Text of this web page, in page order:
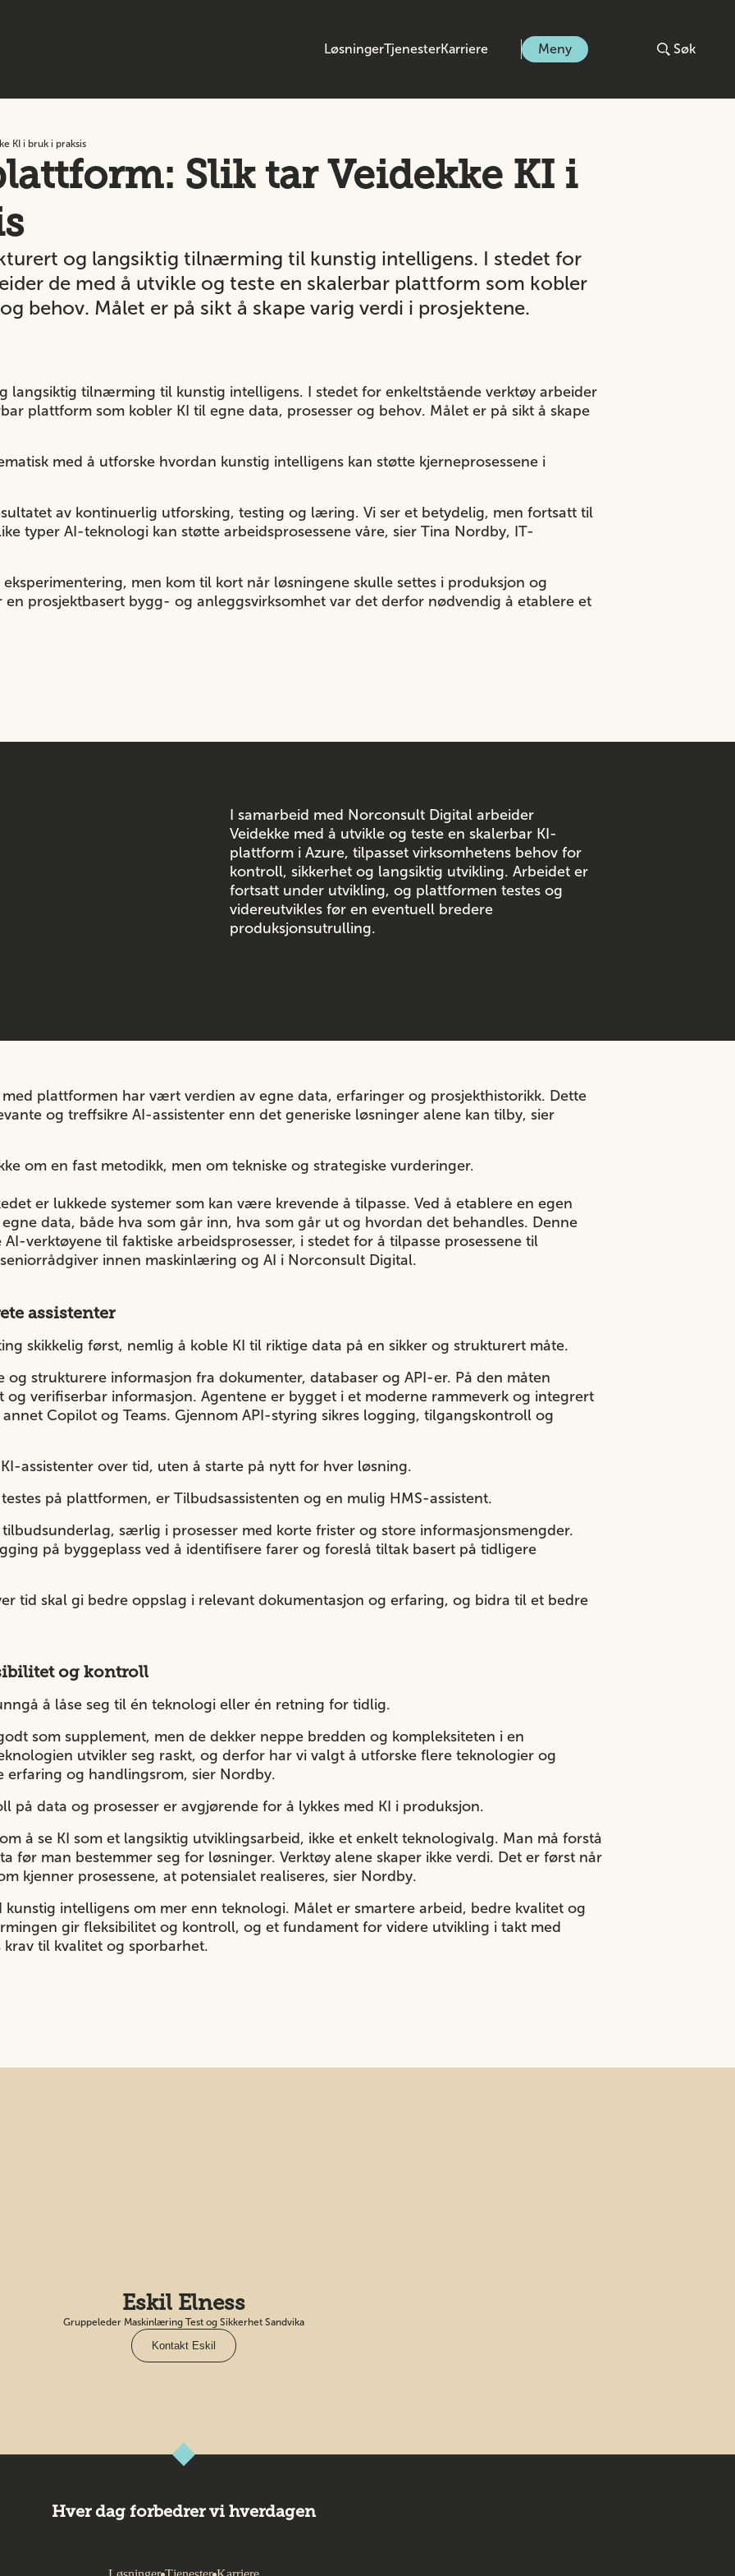
LøsningerTjenesterKarriere Meny Søk
KI i bruk i praksis
Slik tar Veidekke KI i
og langsiktig tilnærming til kunstig intelligens. I stedet for
de med å utvikle og teste en skalerbar plattform som kobler
behov. Målet er på sikt å skape varig verdi i prosjektene.
langsiktig tilnærming til kunstig intelligens. I stedet for enkeltstående verktøy arbeider
plattform som kobler KI til egne data, prosesser og behov. Målet er på sikt å skape
med å utforske hvordan kunstig intelligens kan støtte kjerneprosessene i
av kontinuerlig utforsking, testing og læring. Vi ser et betydelig, men fortsatt til
typer AI-teknologi kan støtte arbeidsprosessene våre, sier Tina Nordby, IT-
men kom til kort når løsningene skulle settes i produksjon og
prosjektbasert bygg- og anleggsvirksomhet var det derfor nødvendig å etablere et
I samarbeid med Norconsult Digital arbeider
Veidekke med å utvikle og teste en skalerbar KI-
plattform i Azure, tilpasset virksomhetens behov for
kontroll, sikkerhet og langsiktig utvikling. Arbeidet er
fortsatt under utvikling, og plattformen testes og
videreutvikles før en eventuell bredere
produksjonsutrulling.
plattformen har vært verdien av egne data, erfaringer og prosjekthistorikk. Dette
og treffsikre AI-assistenter enn det generiske løsninger alene kan tilby, sier
om en fast metodikk, men om tekniske og strategiske vurderinger.
er lukkede systemer som kan være krevende å tilpasse. Ved å etablere en egen
data, både hva som går inn, hva som går ut og hvordan det behandles. Denne
verktøyene til faktiske arbeidsprosesser, i stedet for å tilpasse prosessene til
innen maskinlæring og AI i Norconsult Digital.
assistenter
skikkelig først, nemlig å koble KI til riktige data på en sikker og strukturert måte.
strukturere informasjon fra dokumenter, databaser og API-er. På den måten
og verifiserbar informasjon. Agentene er bygget i et moderne rammeverk og integrert
Copilot og Teams. Gjennom API-styring sikres logging, tilgangskontroll og
assistenter over tid, uten å starte på nytt for hver løsning.
på plattformen, er Tilbudsassistenten og en mulig HMS-assistent.
særlig i prosesser med korte frister og store informasjonsmengder.
på byggeplass ved å identifisere farer og foreslå tiltak basert på tidligere
tid skal gi bedre oppslag i relevant dokumentasjon og erfaring, og bidra til et bedre
og kontroll
å låse seg til én teknologi eller én retning for tidlig.
som supplement, men de dekker neppe bredden og kompleksiteten i en
utvikler seg raskt, og derfor har vi valgt å utforske flere teknologier og
og handlingsrom, sier Nordby.
på data og prosesser er avgjørende for å lykkes med KI i produksjon.
å se KI som et langsiktig utviklingsarbeid, ikke et enkelt teknologivalg. Man må forstå
før man bestemmer seg for løsninger. Verktøy alene skaper ikke verdi. Det er først når
kjenner prosessene, at potensialet realiseres, sier Nordby.
kunstig intelligens om mer enn teknologi. Målet er smartere arbeid, bedre kvalitet og
gir fleksibilitet og kontroll, og et fundament for videre utvikling i takt med
til kvalitet og sporbarhet.
Eskil Elness
Gruppeleder Maskinlæring Test og Sikkerhet Sandvika
Kontakt Eskil
Hver dag forbedrer vi hverdagen